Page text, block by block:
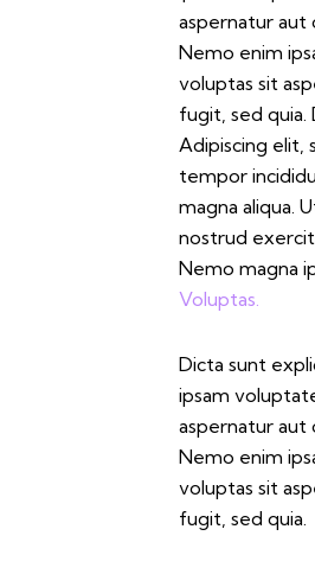
aspernatur aut
Nemo enim
voluptas sit
fugit, sed quia.
Adipiscing elit,
tempor
magna aliqua.
nostrud
Nemo magna
Voluptas.
Dicta sunt
ipsam
aspernatur aut
Nemo enim
voluptas sit
fugit, sed quia.